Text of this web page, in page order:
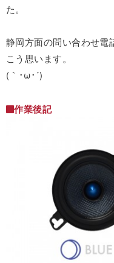
た。
静岡方面の問い合わせ電
こう思います。
(｀･ω･´)ゞ
作業後記